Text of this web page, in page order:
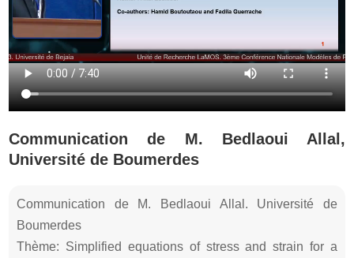
Communication de M. Bedlaoui Allal,
Université de Boumerdes
Communication de M. Bedlaoui Allal. Université de
Boumerdes
Thème: Simplified equations of stress and strain for a